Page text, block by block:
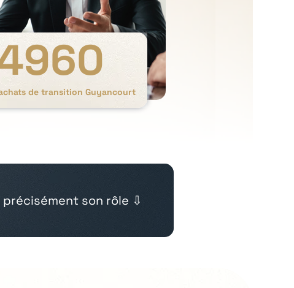
de transition Guyancourt
son rôle ⇩